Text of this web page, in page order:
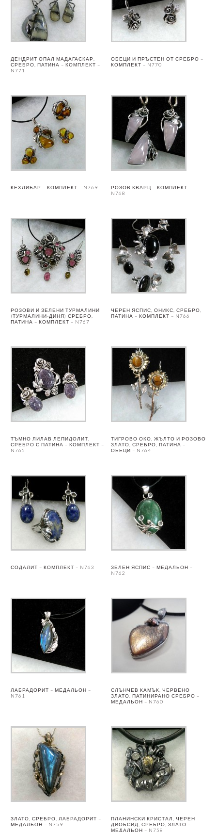
ДЕНДРИТ ОПАЛ МАДАГАСКАР,
СРЕБРО, ПАТИНА – КОМПЛЕКТ –
N771
ОБЕЦИ И ПРЪСТЕН ОТ СРЕБРО –
КОМПЛЕКТ – N770
КЕХЛИБАР – КОМПЛЕКТ – N769
РОЗОВ КВАРЦ – КОМПЛЕКТ –
N768
РОЗОВИ И ЗЕЛЕНИ ТУРМАЛИНИ
(ТУРМАЛИНИ-ДИНЯ) СРЕБРО,
ПАТИНА – КОМПЛЕКТ – N767
ЧЕРЕН ЯСПИС, ОНИКС, СРЕБРО,
ПАТИНА – КОМПЛЕКТ – N766
ТЪМНО ЛИЛАВ ЛЕПИДОЛИТ,
СРЕБРО С ПАТИНА – КОМПЛЕКТ –
N765
ТИГРОВО ОКО, ЖЪЛТО И РОЗОВО
ЗЛАТО, СРЕБРО, ПАТИНА –
ОБЕЦИ – N764
СОДАЛИТ – КОМПЛЕКТ – N763
ЗЕЛЕН ЯСПИС – МЕДАЛЬОН –
N762
ЛАБРАДОРИТ – МЕДАЛЬОН –
N761
СЛЪНЧЕВ КАМЪК, ЧЕРВЕНО
ЗЛАТО, ПАТИНИРАНО СРЕБРО –
МЕДАЛЬОН – N760
ЗЛАТО, СРЕБРО, ЛАБРАДОРИТ –
МЕДАЛЬОН – N759
ПЛАНИНСКИ КРИСТАЛ, ЧЕРЕН
ДИОБСИД, СРЕБРО, ЗЛАТО –
МЕДАЛЬОН – N758